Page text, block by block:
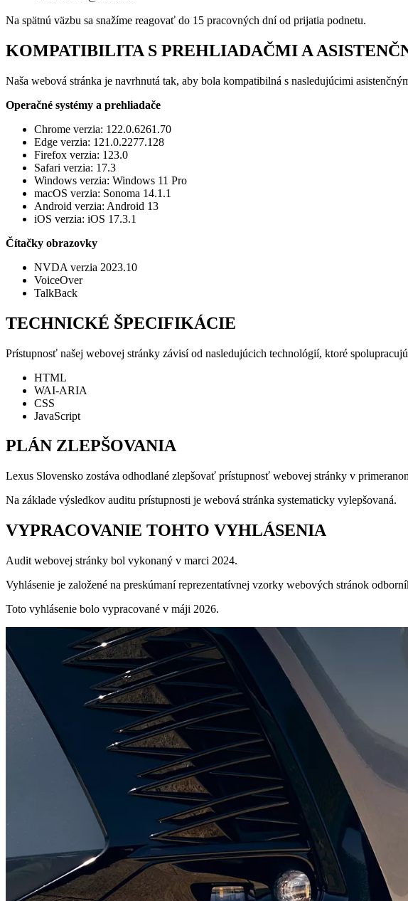
Na spätnú väzbu sa snažíme reagovať do 15 pracovných dní od prijatia podnetu.
KOMPATIBILITA S PREHLIADAČMI A
Naša webová stránka je navrhnutá tak, aby bola kompatibilná s nasledujúcimi
Operačné systémy a prehliadače
Chrome verzia: 122.0.6261.70
Edge verzia: 121.0.2277.128
Firefox verzia: 123.0
Safari verzia: 17.3
Windows verzia: Windows 11 Pro
macOS verzia: Sonoma 14.1.1
Android verzia: Android 13
iOS verzia: iOS 17.3.1
Čítačky obrazovky
NVDA verzia 2023.10
VoiceOver
TalkBack
TECHNICKÉ ŠPECIFIKÁCIE
Prístupnosť našej webovej stránky závisí od nasledujúcich technológií, ktoré
HTML
WAI-ARIA
CSS
JavaScript
PLÁN ZLEPŠOVANIA
Lexus Slovensko zostáva odhodlané zlepšovať prístupnosť webovej stránky v
Na základe výsledkov auditu prístupnosti je webová stránka systematicky vylepšovaná.
VYPRACOVANIE TOHTO VYHLÁSENIA
Audit webovej stránky bol vykonaný v marci 2024.
Vyhlásenie je založené na preskúmaní reprezentatívnej vzorky webových stránok
Toto vyhlásenie bolo vypracované v máji 2026.